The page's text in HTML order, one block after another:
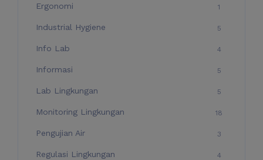
Ergonomi 1
Industrial Hygiene 5
Info Lab 4
Informasi 5
Lab Lingkungan 5
Monitoring Lingkungan 18
Pengujian Air 3
Regulasi Lingkungan 4